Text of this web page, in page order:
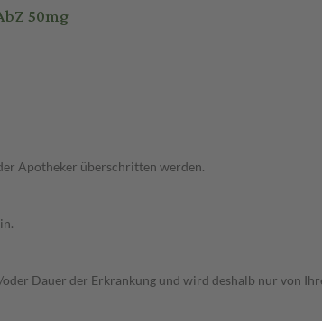
50mg
Apotheker überschritten werden.
Dauer der Erkrankung und wird deshalb nur von